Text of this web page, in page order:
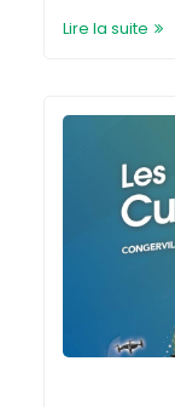
Lire la suite